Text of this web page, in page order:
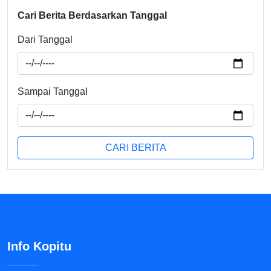
Cari Berita Berdasarkan Tanggal
Dari Tanggal
Sampai Tanggal
CARI BERITA
Info Kopitu